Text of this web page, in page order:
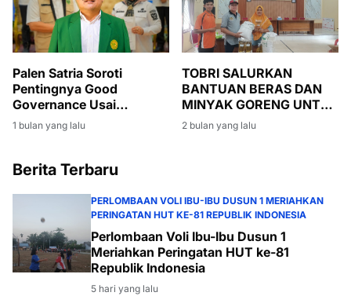
Palen Satria Soroti
Pentingnya Good
Governance Usai
Penyerahan SK PLT
Bupati Muara Enim
1 bulan yang lalu
TOBRI SALURKAN
BANTUAN BERAS DAN
MINYAK GORENG UNTUK
WARGA BANSOS DI
DESA DANAU BARU
2 bulan yang lalu
Berita Terbaru
PERLOMBAAN VOLI IBU-IBU DUSUN 1 MERIAHKAN
PERINGATAN HUT KE-81 REPUBLIK INDONESIA
Perlombaan Voli Ibu-Ibu Dusun 1
Meriahkan Peringatan HUT ke-81
Republik Indonesia
5 hari yang lalu